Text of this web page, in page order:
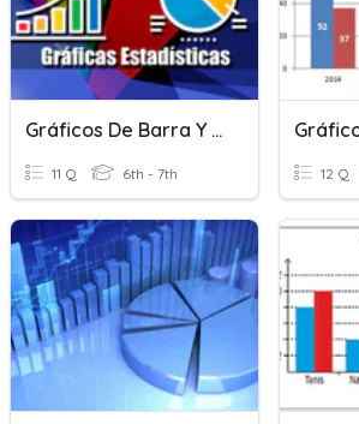
Gráficos De Barra Y Circulares
11 Q 6th - 7th 12 Q